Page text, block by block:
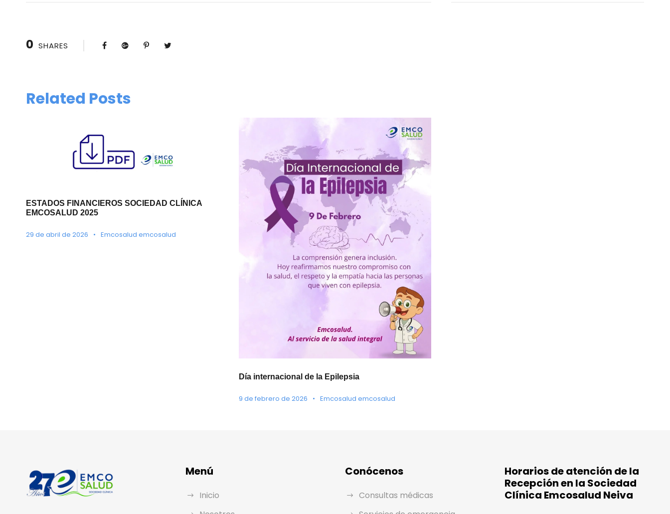
0 SHARES
Related Posts
ESTADOS FINANCIEROS SOCIEDAD CLÍNICA
EMCOSALUD 2025
29 de abril de 2026 • Emcosalud emcosalud
Día internacional de la Epilepsia
9 de febrero de 2026 • Emcosalud emcosalud
Menú
Inicio
Conócenos
Consultas médicas
Horarios de atención de la
Recepción en la Sociedad
Clínica Emcosalud Neiva